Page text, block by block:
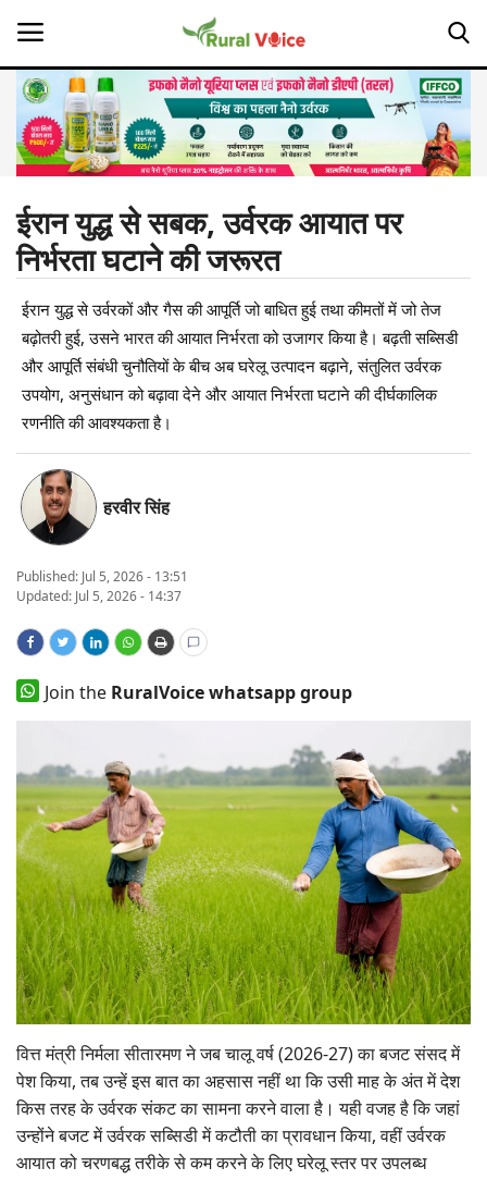
Home
Contact
About Us
Leadership Profiles
Opinion
Politics
Magazine
States
Events
Agribusiness
Agritech
International
Rural Dialogue
Ground Report
Rural Connect
Gallery
National
Latest News
Agriculture Conclave and NACOF
ईरान युद्ध से सबक, उर्वरक आयात पर
निर्भरता घटाने की जरूरत
ईरान युद्ध से उर्वरकों और गैस की आपूर्ति जो बाधित हुई तथा कीमतों में जो तेज
बढ़ोतरी हुई, उसने भारत की आयात निर्भरता को उजागर किया है। बढ़ती सब्सिडी
और आपूर्ति संबंधी चुनौतियों के बीच अब घरेलू उत्पादन बढ़ाने, संतुलित उर्वरक
उपयोग, अनुसंधान को बढ़ावा देने और आयात निर्भरता घटाने की दीर्घकालिक
रणनीति की आवश्यकता है।
हरवीर सिंह
Published: Jul 5, 2026 - 13:51
Updated: Jul 5, 2026 - 14:37
Join the RuralVoice whatsapp group
वित्त मंत्री निर्मला सीतारमण ने जब चालू वर्ष (2026-27) का बजट संसद में
पेश किया, तब उन्हें इस बात का अहसास नहीं था कि उसी माह के अंत में देश
किस तरह के उर्वरक संकट का सामना करने वाला है। यही वजह है कि जहां
उन्होंने बजट में उर्वरक सब्सिडी में कटौती का प्रावधान किया, वहीं उर्वरक
आयात को चरणबद्ध तरीके से कम करने के लिए घरेलू स्तर पर उपलब्ध